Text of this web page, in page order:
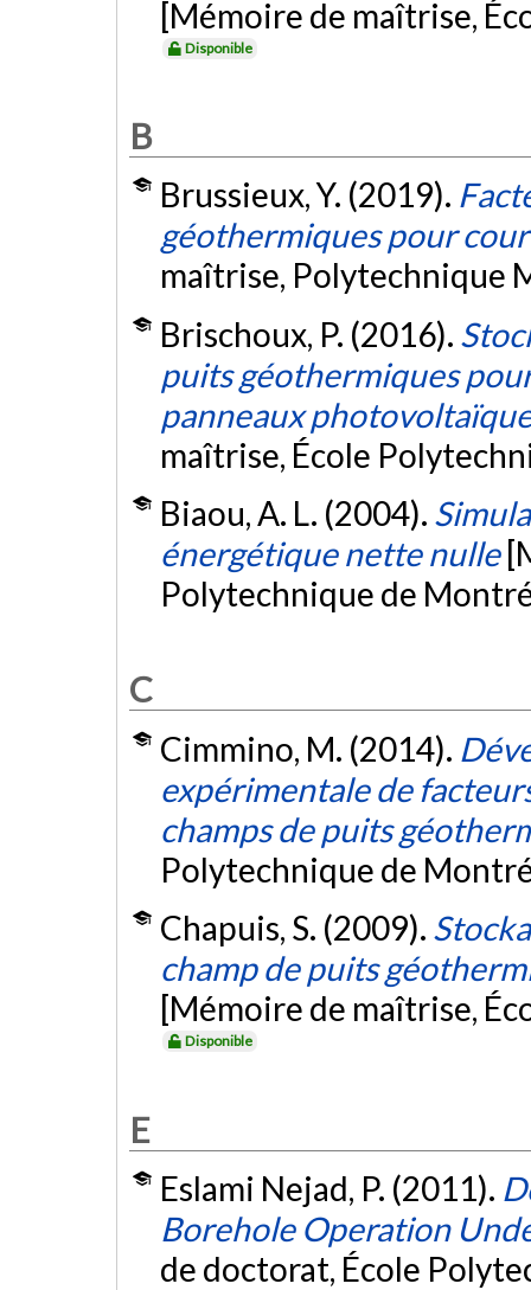
[Mémoire de maîtrise,
Disponible
B
Brussieux, Y. (2019).
géothermiques pour
maîtrise, Polytechnique
Brischoux, P. (2016).
puits géothermiques
panneaux
maîtrise, École
Biaou, A. L. (2004).
énergétique nette nulle
Polytechnique de
C
Cimmino, M. (2014).
expérimentale de
champs de puits
Polytechnique de
Chapuis, S. (2009).
champ de puits
[Mémoire de maîtrise,
Disponible
E
Eslami Nejad, P. (2011).
Borehole Operation
de doctorat, École